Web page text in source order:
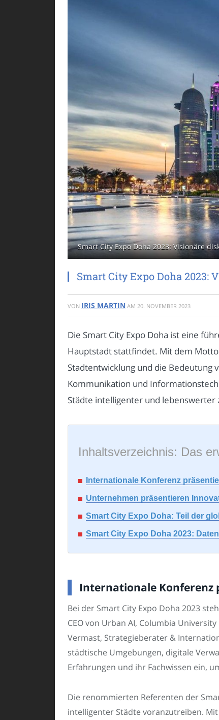
Smart City Expo Doha 2023: Visionäre
Smart City Expo Doha
VON IRIS MARTIN AM 20. NOVEMBER 2023
Die Smart City Expo Doha ist eine
Hauptstadt stattfindet. Mit dem Motto
Stadtentwicklung und die
Kommunikation und
Städte intelligenter und lebenswerter
Inhaltsverzeichnis: Das
Internationale Konferenz
Unternehmen präsentieren
Smart City Expo Doha: Teil der
Smart City Expo Doha 2023:
Internationale Konferenz
Bei der Smart City Expo Doha 2023
CEO von Urban AI, Columbia
Vermast, Strategieberater &
städtische Umgebungen, digitale
Erfahrungen und ihr Fachwissen ein,
Die renommierten Referenten der
intelligenter Städte voranzutreiben.